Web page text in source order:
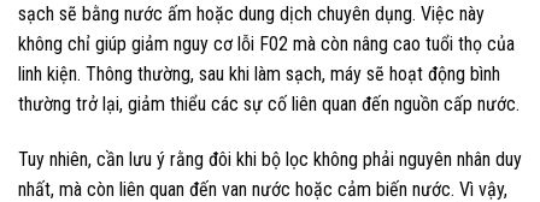
sạch sẽ bằng nước ấm hoặc dung dịch chuyên dụng. Việc này
không chỉ giúp giảm nguy cơ lỗi F02 mà còn nâng cao tuổi thọ của
linh kiện. Thông thường, sau khi làm sạch, máy sẽ hoạt động bình
thường trở lại, giảm thiểu các sự cố liên quan đến nguồn cấp nước.
Tuy nhiên, cần lưu ý rằng đôi khi bộ lọc không phải nguyên nhân duy
nhất, mà còn liên quan đến van nước hoặc cảm biến nước. Vì vậy,